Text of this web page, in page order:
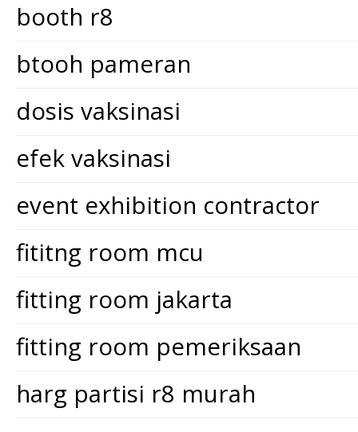
booth r8
btooh pameran
dosis vaksinasi
efek vaksinasi
event exhibition contractor
fititng room mcu
fitting room jakarta
fitting room pemeriksaan
harg partisi r8 murah